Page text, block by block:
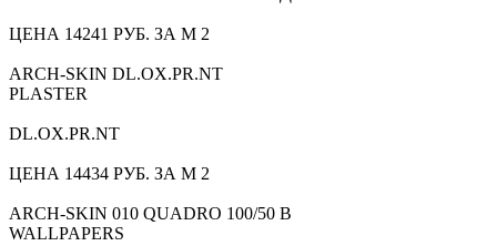
ЦЕНА 14241 РУБ. ЗА М 2
ARCH-SKIN DL.OX.PR.NT
PLASTER
DL.OX.PR.NT
ЦЕНА 14434 РУБ. ЗА М 2
ARCH-SKIN 010 QUADRO 100/50 B
WALLPAPERS